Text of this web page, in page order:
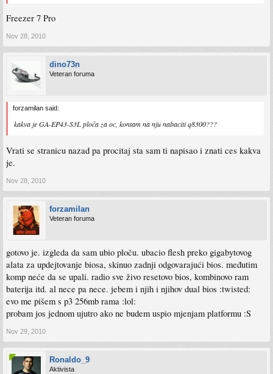
Freezer 7 Pro
Nov 28, 2010
dino73n
Veteran foruma
forzamilan said:
kakva je GA-EP43-S3L ploča za oc, kontam na nju nabaciti q8300???
Vrati se stranicu nazad pa procitaj sta sam ti napisao i znati ces kakva
je.
Nov 28, 2010
forzamilan
Veteran foruma
gotovo je. izgleda da sam ubio ploču. ubacio flesh preko gigabytovog
alata za updejtovanje biosa, skinuo zadnji odgovarajući bios. međutim
komp neće da se upali. radio sve živo resetovo bios, kombinovo ram
baterija itd. al nece pa nece. jebem i njih i njihov dual bios :twisted:
evo me pišem s p3 256mb rama :lol:
probam jos jednom ujutro ako ne budem uspio mjenjam platformu :S
Nov 29, 2010
Ronaldo_9
Aktivista